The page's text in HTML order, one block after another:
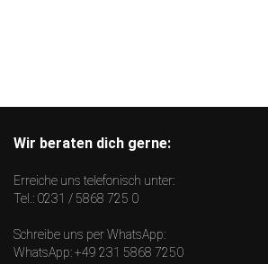
Wir beraten dich gerne:
Erreiche uns telefonisch unter:
Tel.: 0231 / 5868 725 0
Schreibe uns per WhatsApp:
WhatsApp:+49 231 5868 7250